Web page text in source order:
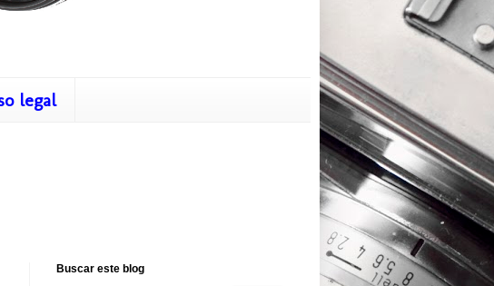
legal
Buscar este blog